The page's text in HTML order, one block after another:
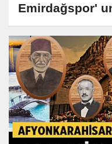
Emirdağspor'